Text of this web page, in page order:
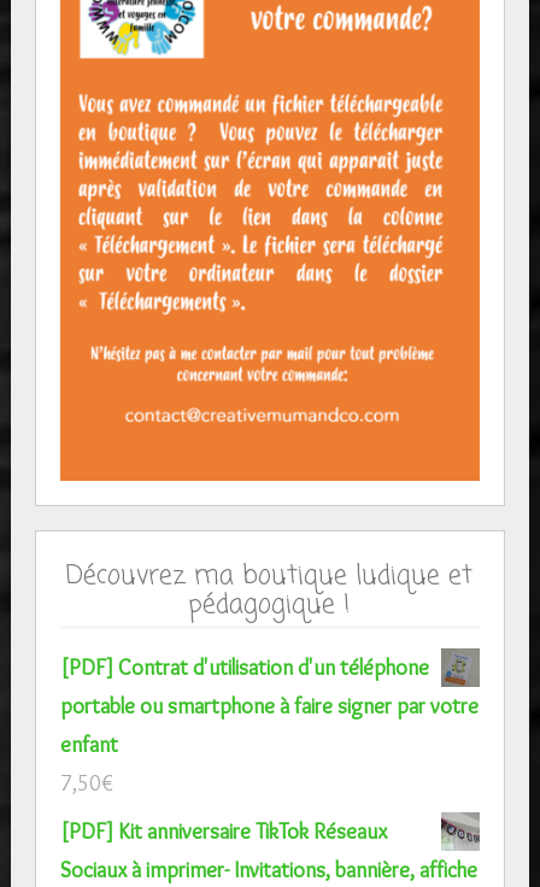
Découvrez ma boutique ludique et
pédagogique !
[PDF] Contrat d'utilisation d'un téléphone
portable ou smartphone à faire signer par votre
enfant
7,50€
[PDF] Kit anniversaire TikTok Réseaux
Sociaux à imprimer- Invitations, bannière, affiche